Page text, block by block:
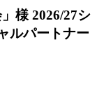
様 2026/27シ
ルパートナー